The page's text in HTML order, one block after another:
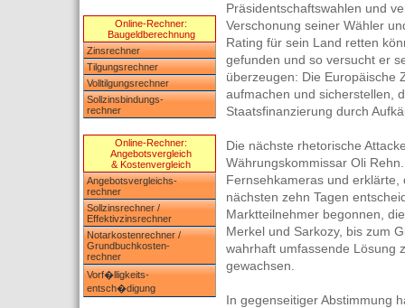
Online-Rechner:
Baugeldberechnung
Zinsrechner
Tilgungsrechner
Volltilgungsrechner
Sollzinsbindungs-
rechner
Online-Rechner:
Angebotsvergleich
& Kostenvergleich
Angebotsvergleichs-
rechner
Sollzinsrechner /
Effektivzinsrechner
Notarkostenrechner /
Grundbuchkosten-
rechner
Vorf�lligkeits-
entsch�digung
Präsidentschaftswahlen und
Verschonung seiner Wähler
Rating für sein Land retten
gefunden und so versucht er
überzeugen: Die Europäische
aufmachen und sicherstellen,
Staatsfinanzierung durch
Die nächste rhetorische
Währungskommissar Oli
Fernsehkameras und erklärte,
nächsten zehn Tagen
Marktteilnehmer begonnen,
Merkel und Sarkozy, bis zum
wahrhaft umfassende Lösung
gewachsen.
In gegenseitiger Abstimmung